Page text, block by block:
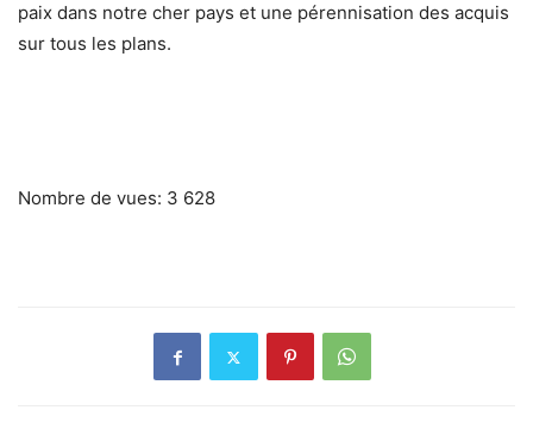
paix dans notre cher pays et une pérennisation des acquis
sur tous les plans.
Nombre de vues: 3 628